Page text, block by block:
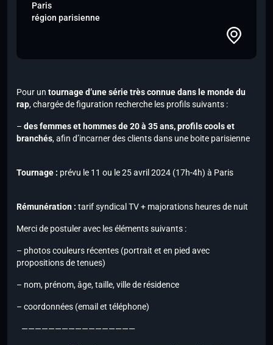
Paris
région parisienne
Pour un tournage d’une série très connue dans le monde du
rap, chargée de figuration recherche les profils suivants :
– des femmes et hommes de 20 à 35 ans, profils cools et
branchés, afin d’incarner des clients dans une boite parisienne
Tournage : prévu le 11 ou le 25 avril 2024 (17h-4h) à Paris
Rémunération : tarif syndical TV + majorations heures de nuit
Merci de postuler avec les éléments suivants :
– photos couleurs récentes (portrait et en pied avec
propositions de tenues)
– nom, prénom, âge, taille, ville de résidence
– coordonnées (email et téléphone)
—————————————————